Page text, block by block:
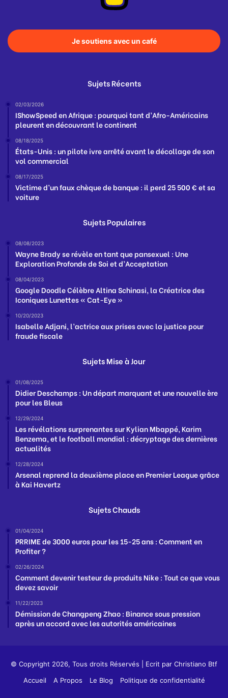
Je soutiens avec un café
Sujets Récents
02/03/2026
IShowSpeed en Afrique : pourquoi tant d’Afro-Américains
pleurent en découvrant le continent
08/18/2025
États-Unis : un pilote ivre arrêté avant le décollage de son
vol commercial
08/17/2025
Victime d’un faux chèque de banque : il perd 25 500 € et sa
voiture
Sujets Populaires
08/08/2023
Wayne Brady se révèle en tant que pansexuel : Une
Exploration Profonde de Soi et d’Acceptation
08/04/2023
Google Doodle Célèbre Altina Schinasi, la Créatrice des
Iconiques Lunettes « Cat-Eye »
10/20/2023
Isabelle Adjani, l’actrice aux prises avec la justice pour
fraude fiscale
Sujets Mise à Jour
01/08/2025
Didier Deschamps : Un départ marquant et une nouvelle ère
pour les Bleus
12/29/2024
Les révélations surprenantes sur Kylian Mbappé, Karim
Benzema, et le football mondial : décryptage des dernières
actualités
12/28/2024
Arsenal reprend la deuxième place en Premier League grâce
à Kai Havertz
Sujets Chauds
01/04/2024
PRRIME de 3000 euros pour les 15-25 ans : Comment en
Profiter ?
02/26/2024
Comment devenir testeur de produits Nike : Tout ce que vous
devez savoir
11/22/2023
Démission de Changpeng Zhao : Binance sous pression
après un accord avec les autorités américaines
© Copyright 2026, Tous droits Réservés | Ecrit par Christiano Btf
Accueil
A Propos Le Blog Politique de confidentialité